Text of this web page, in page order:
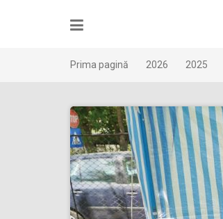
Prima pagină 2026 2025